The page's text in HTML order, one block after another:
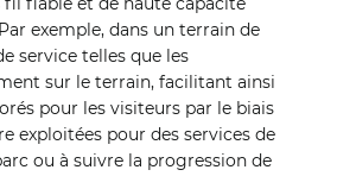
exemple, dans un terrain de
service telles que les
sur le terrain, facilitant ainsi
pour les visiteurs par le biais
exploitées pour des services de
ou à suivre la progression de